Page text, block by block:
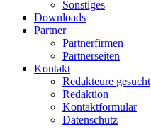
Sonstiges
Downloads
Partner
Partnerfirmen
Partnerseiten
Kontakt
Redakteure gesucht
Redaktion
Kontaktformular
Datenschutz